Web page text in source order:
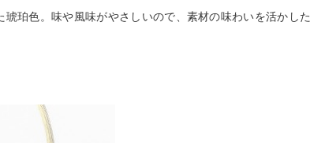
珀色。味や風味がやさしいので、素材の味わいを活かした